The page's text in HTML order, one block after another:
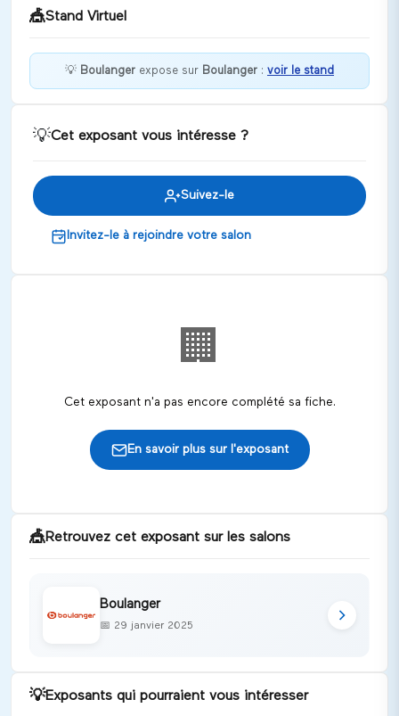
🎪Stand Virtuel
Discuter
💡 Boulanger expose sur Boulanger : voir le stand
💡Cet exposant vous intéresse ?
Suivez-le
Invitez-le à rejoindre votre salon
🏢
Cet exposant n'a pas encore complété sa fiche.
En savoir plus sur l'exposant
🎪Retrouvez cet exposant sur les salons
Boulanger
📅 29 janvier 2025
💡Exposants qui pourraient vous intéresser